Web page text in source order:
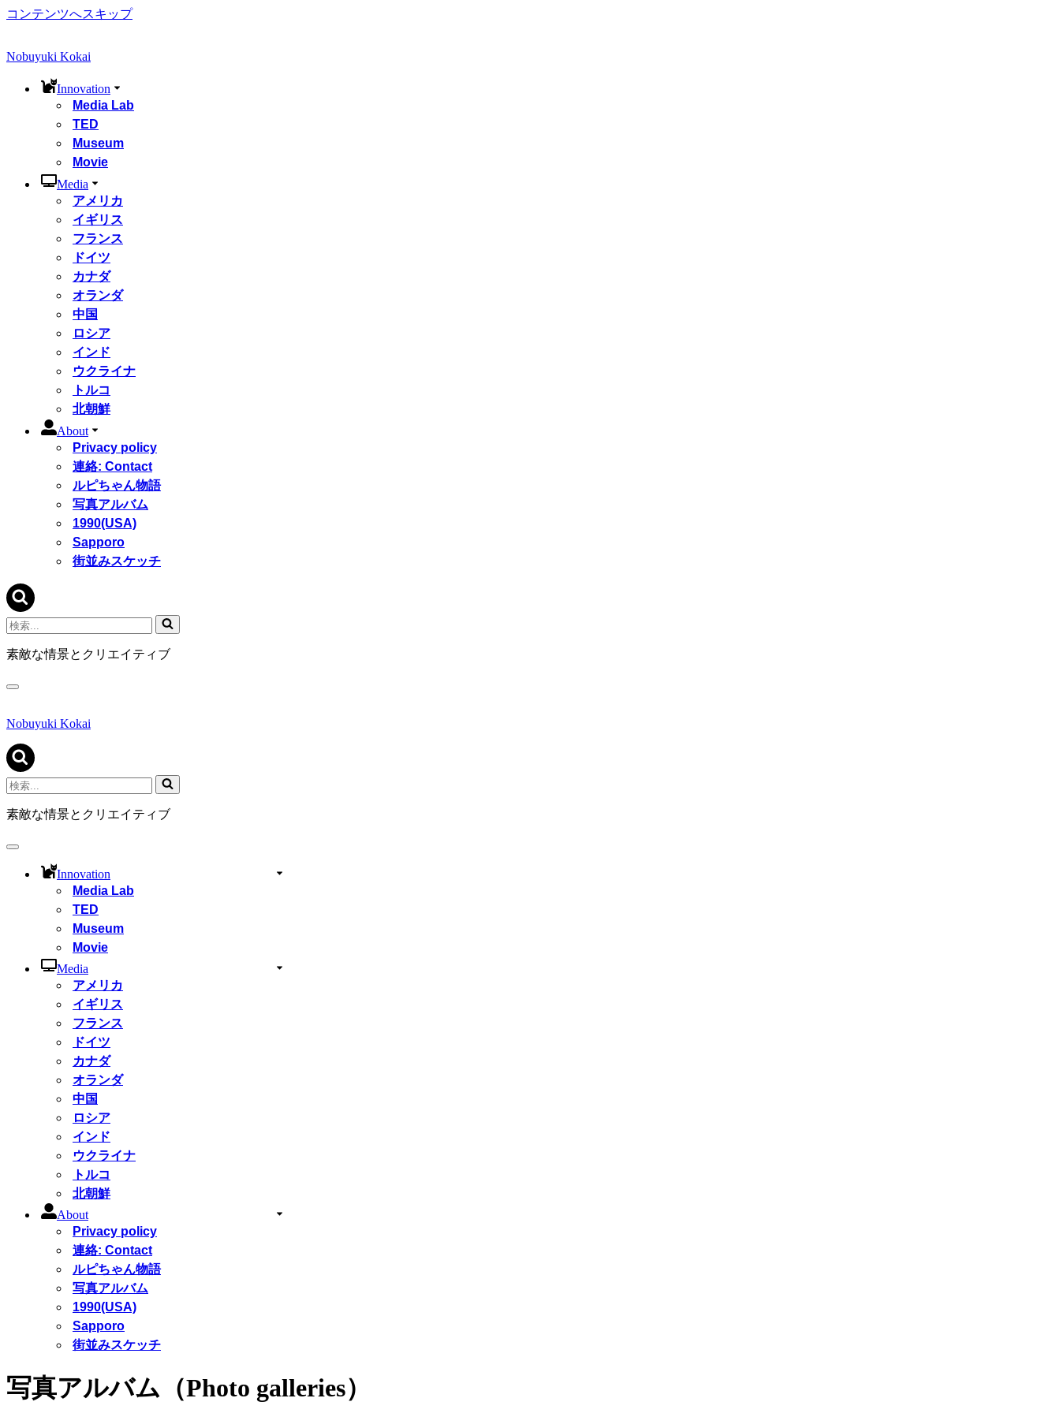
コンテンツへスキップ
Nobuyuki Kokai
Innovation
Media Lab
TED
Museum
Movie
Media
アメリカ
イギリス
フランス
ドイツ
カナダ
オランダ
中国
ロシア
インド
ウクライナ
トルコ
北朝鮮
About
Privacy policy
連絡: Contact
ルピちゃん物語
写真アルバム
1990(USA)
Sapporo
街並みスケッチ
検
索...
素敵な情景とクリエイティブ
ナ
ゲ
シ
ョ
ン
メ
ニ
ュ
Nobuyuki Kokai
検
索...
素敵な情景とクリエイティブ
ナ
Innovation
Media Lab
TED
Museum
Movie
Media
アメリカ
イギリス
フランス
ドイツ
カナダ
オランダ
中国
ロシア
インド
ウクライナ
トルコ
北朝鮮
About
Privacy policy
連絡: Contact
ルピちゃん物語
写真アルバム
1990(USA)
Sapporo
街並みスケッチ
写真アルバム（Photo galleries）